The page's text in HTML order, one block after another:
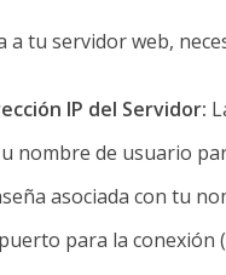
a tu servidor web,
IP del Servidor:
nombre de usuario
asociada con tu
para la conexión